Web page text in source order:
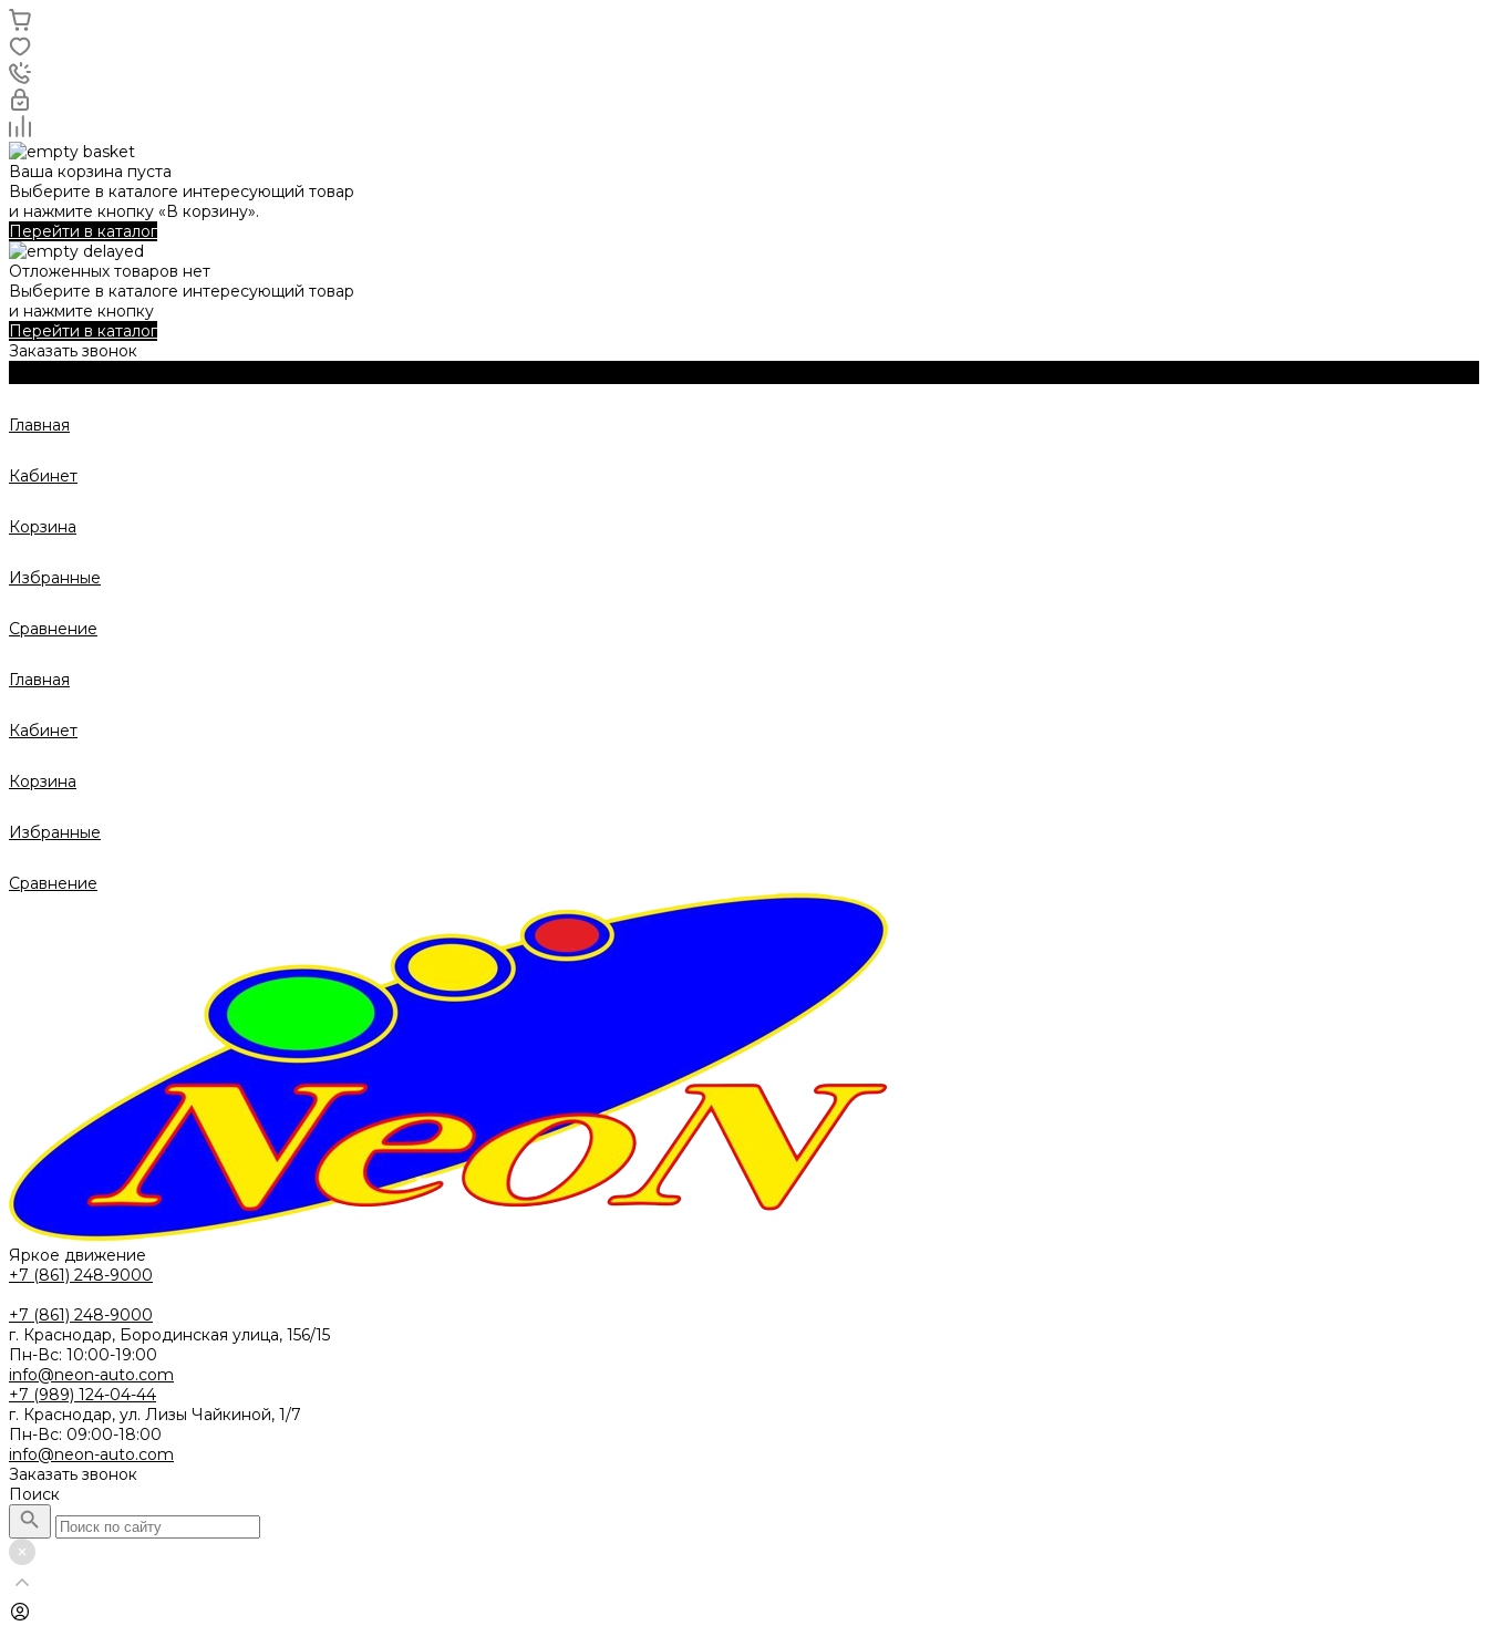
Ваша корзина пуста
Выберите в каталоге интересующий товар
и нажмите кнопку «В корзину».
Перейти в каталог
Отложенных товаров нет
Выберите в каталоге интересующий товар
и нажмите кнопку
Перейти в каталог
Заказать звонок
Главная
Кабинет
Корзина
Избранные
Сравнение
Главная
Кабинет
Корзина
Избранные
Сравнение
Яркое движение
+7 (861) 248-9000
+7 (861) 248-9000
г. Краснодар, Бородинская улица, 156/15
Пн-Вс: 10:00-19:00
info@neon-auto.com
+7 (989) 124-04-44
г. Краснодар, ул. Лизы Чайкиной, 1/7
Пн-Вс: 09:00-18:00
info@neon-auto.com
Заказать звонок
Поиск